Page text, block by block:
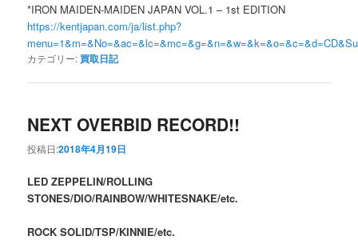
*IRON MAIDEN-MAIDEN JAPAN VOL.1 – 1st EDITION
https://kentjapan.com/ja/list.php?
カテゴリー: 買取日記
NEXT OVERBID RECORD!!
投稿日:2018年4月19日
LED ZEPPELIN/ROLLING
STONES/DIO/RAINBOW/WHITESNAKE/etc.
ROCK SOLID/TSP/KINNIE/etc.